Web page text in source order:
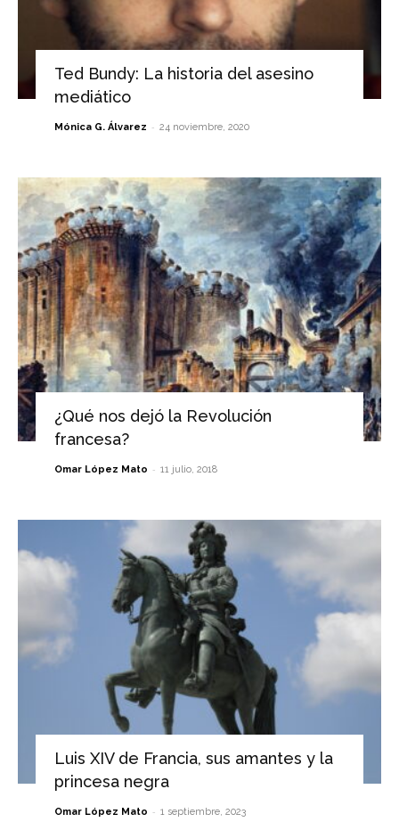
Ted Bundy: La historia del asesino
mediático
Mónica G. Álvarez - 24 noviembre, 2020
¿Qué nos dejó la Revolución
francesa?
Omar López Mato - 11 julio, 2018
Luis XIV de Francia, sus amantes y la
princesa negra
Omar López Mato - 1 septiembre, 2023